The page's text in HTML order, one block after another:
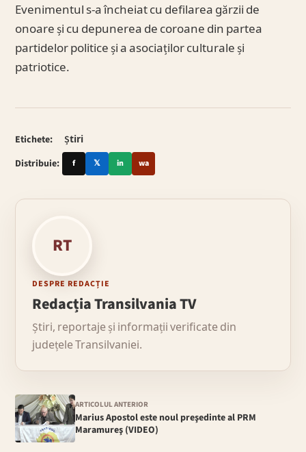
Evenimentul s-a încheiat cu defilarea gărzii de
onoare și cu depunerea de coroane din partea
partidelor politice și a asociaților culturale și
patriotice.
Etichete:
Știri
Distribuie:
f 𝕏 in wa
RT
DESPRE REDACȚIE
Redacția Transilvania TV
Știri, reportaje și informații verificate din
județele Transilvaniei.
ARTICOLUL ANTERIOR
Marius Apostol este noul preşedinte al PRM
Maramureş (VIDEO)